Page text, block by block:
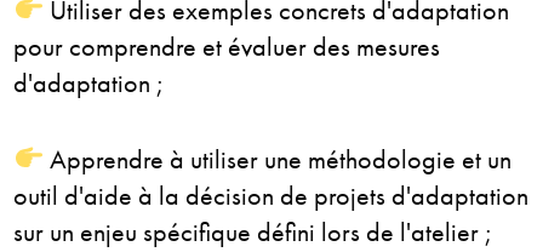
Utiliser des exemples concrets d'adaptation
pour comprendre et évaluer des mesures
d'adaptation ;
Apprendre à utiliser une méthodologie et un
outil d'aide à la décision de projets d'adaptation
sur un enjeu spécifique défini lors de l'atelier ;